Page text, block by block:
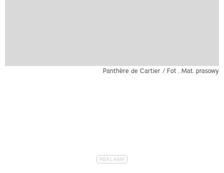
Panthère de Cartier / Fot . Mat. prasowy